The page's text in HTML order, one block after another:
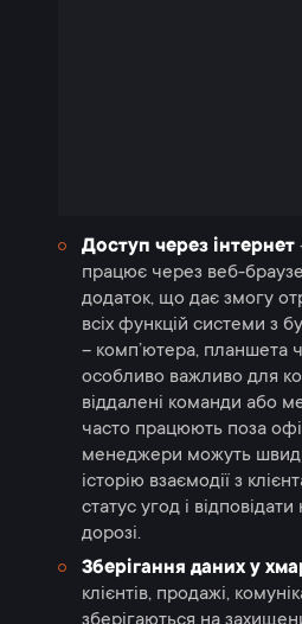
Доступ через інтернет
працює через веб-
додаток, що дає змогу
всіх функцій системи з
– комп’ютера, планшета
особливо важливо для
віддалені команди або
часто працюють поза
менеджери можуть
історію взаємодії з
статус угод і
дорозі.
Зберігання даних у
клієнтів, продажі,